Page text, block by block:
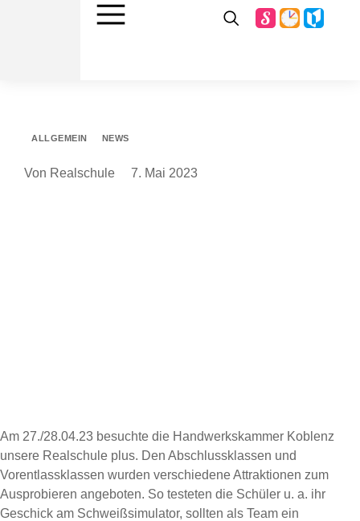
ALLGEMEIN NEWS
Von Realschule 7. Mai 2023
Am 27./28.04.23 besuchte die Handwerkskammer Koblenz
unsere Realschule plus. Den Abschlussklassen und
Vorentlassklassen wurden verschiedene Attraktionen zum
Ausprobieren angeboten. So testeten die Schüler u. a. ihr
Geschick am Schweißsimulator, sollten als Team ein